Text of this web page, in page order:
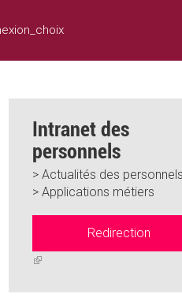
Intranet des
personnels
> Actualités des personnels
> Applications métiers
Redirection
(link
external)